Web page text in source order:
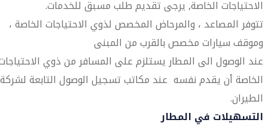
الاحتياجات الخاصة, يرجى تقديم طلب مسبق للخدمات.
تتوفر المصاعد ، والمرحاض المخصص لذوي الاحتياجات الخاصة ،
وموقف سيارات مخصص بالقرب من المبنى
عند الوصول الى المطار يستلزم على المسافر من ذوي
الخاصة أن يقدم نفسه عند مكاتب تسجيل الوصول التابعة لشركة
الطيران.
التسهيلات في المطار